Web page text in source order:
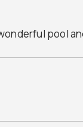
pool